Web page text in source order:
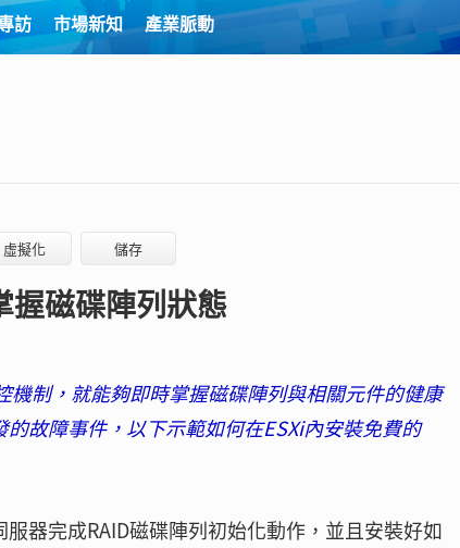
訪 市場新知 產業脈動
虛擬化 儲存
握磁碟陣列狀態
制，就能夠即時掌握磁碟陣列與相關元件的健康
故障事件，以下示範如何在ESXi內安裝免費的
器完成RAID磁碟陣列初始化動作，並且安裝好如